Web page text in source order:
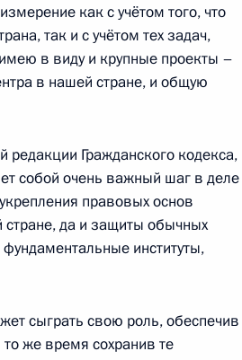
форум
как с учётом того, что
так и с учётом тех задач,
в виду и крупные проекты –
в нашей стране, и общую
Гражданского кодекса,
собой очень важный шаг в деле
правовых основ
стране, да и защиты обычных
институты,
сыграть свою роль, обеспечив
же время сохранив те